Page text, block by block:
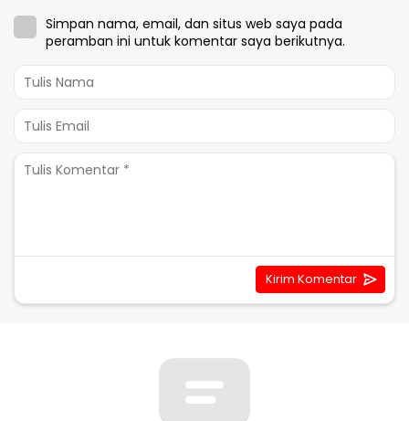
Simpan nama, email, dan situs web saya pada
peramban ini untuk komentar saya berikutnya.